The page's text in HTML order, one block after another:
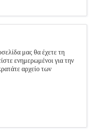
μας θα έχετε τη
ενημερωμένοι για την
αρχείο των